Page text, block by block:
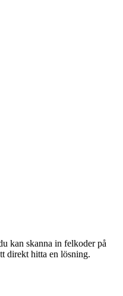
kan skanna in felkoder på
direkt hitta en lösning.